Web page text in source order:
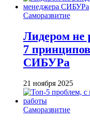
Саморазвитие
Лидером не
7
СИБУРа
21 ноября 2025
Саморазвитие